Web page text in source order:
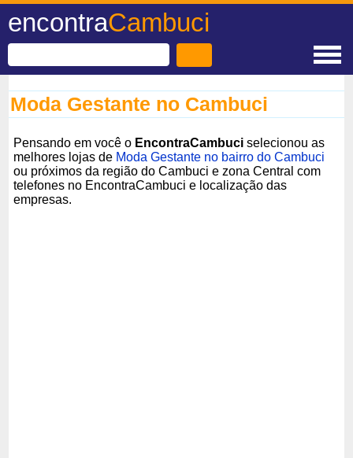
encontraCambuci
Moda Gestante no Cambuci
Pensando em você o EncontraCambuci selecionou as
melhores lojas de Moda Gestante no bairro do Cambuci
ou próximos da região do Cambuci e zona Central com
telefones no EncontraCambuci e localização das
empresas.